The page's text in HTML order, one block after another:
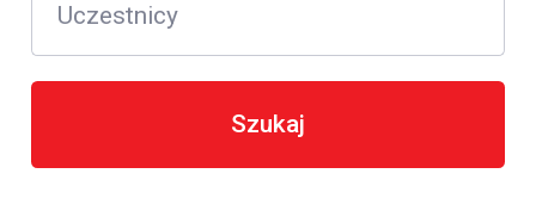
Uczestnicy
Szukaj